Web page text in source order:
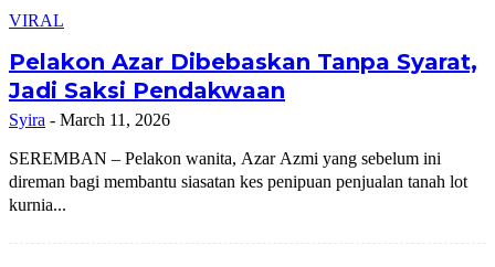
VIRAL
Pelakon Azar Dibebaskan Tanpa Syarat,
Jadi Saksi Pendakwaan
Syira - March 11, 2026
SEREMBAN – Pelakon wanita, Azar Azmi yang sebelum ini
direman bagi membantu siasatan kes penipuan penjualan tanah lot
kurnia...